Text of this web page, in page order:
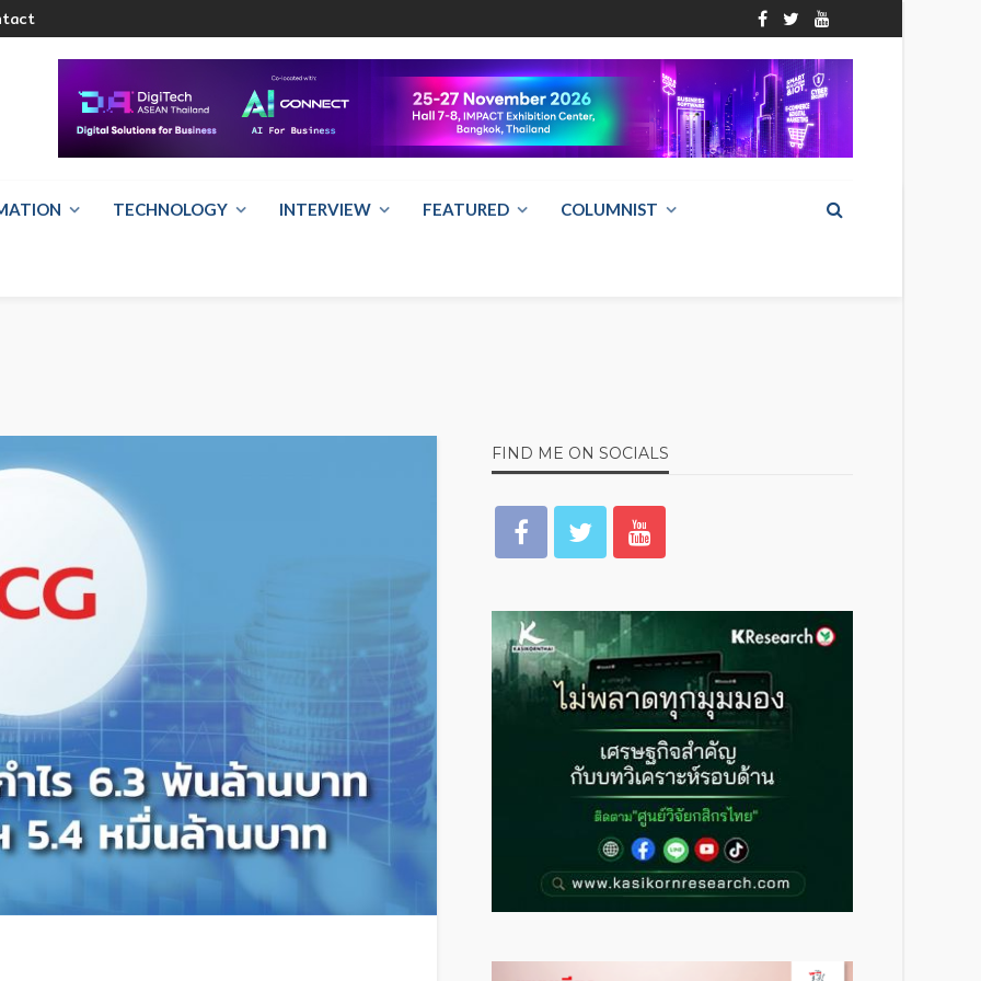
TECHNOLOGY INTERVIEW FEATURED COLUMNIST
FIND ME ON SOCIALS